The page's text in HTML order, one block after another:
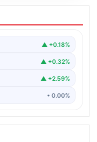
3 deposu:
somon
▲ +0.18%
▲ +0.32%
▲ +2.59%
• 0.00%